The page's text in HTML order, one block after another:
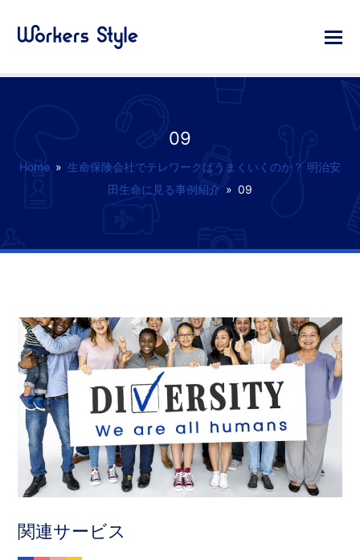
09
Home » 生命保険会社でテレワークはうまくいくのか？ 明治安
田生命に見る事例紹介 » 09
関連サービス